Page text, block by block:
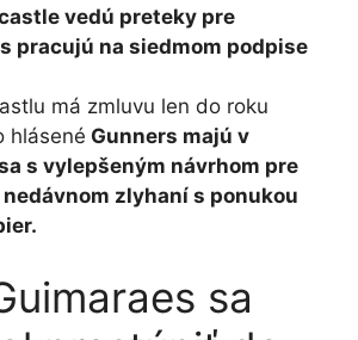
vedú preteky pre
pracujú na siedmom podpise
má zmluvu len do roku
hlásené Gunners majú v
s vylepšeným návrhom pre
zlyhaní s ponukou
sa